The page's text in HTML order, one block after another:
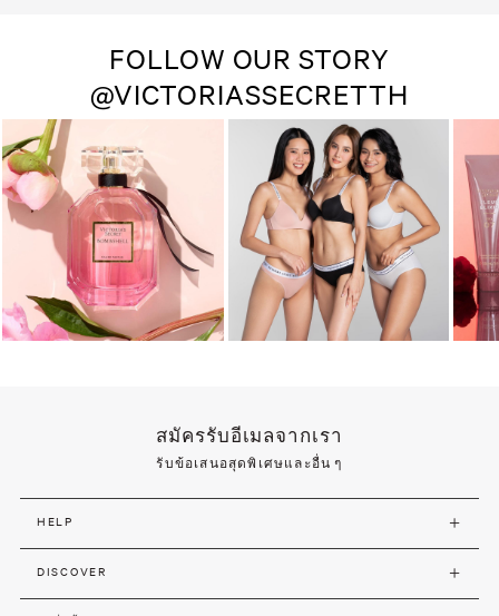
FOLLOW OUR STORY
@VICTORIASSECRETTH
สมัครรับอีเมลจากเรา
รับข้อเสนอสุดพิเศษและอื่น ๆ
HELP
DISCOVER